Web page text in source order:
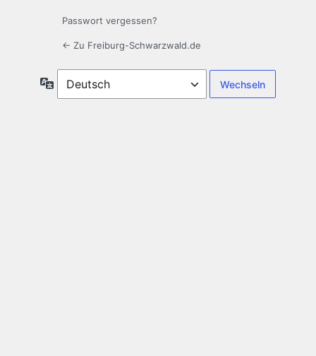
Passwort vergessen?
← Zu Freiburg-Schwarzwald.de
Sprache